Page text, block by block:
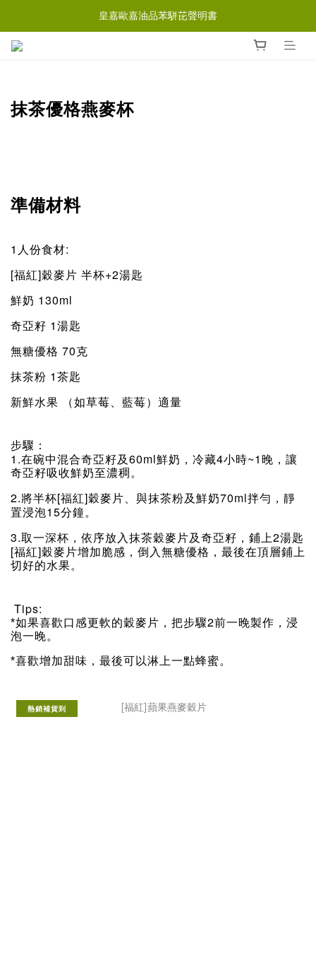
皇嘉歐嘉油品苯駢芘聲明書
抹茶優格燕麥杯
準備材料
1 人份食材:
[福紅]穀麥片 半杯+2湯匙
鮮奶 130ml
奇亞籽 1 湯匙
無糖優格 70克
抹茶粉 1 茶匙
新鮮水果 （如草莓、藍莓）適量
步驟：
1.在碗中混合奇亞籽及 60ml鮮奶，冷藏4小時~1 晚，讓
奇亞籽吸收鮮奶至濃稠。
2.將半杯[福紅]穀麥片、與抹茶粉及鮮奶70ml拌勻，靜
置浸泡15分鐘。
3.取一深杯，依序放入抹茶穀麥片及奇亞籽，鋪上2湯匙
[福紅]穀麥片增加脆感，倒入無糖優格，最後在頂層鋪上
切好的水果。
Tips:
*如果喜歡口感更軟的穀麥片，把步驟2前一晚製作，浸
泡一晚。
*喜歡增加甜味，最後可以淋上一點蜂蜜。
熱銷補貨到